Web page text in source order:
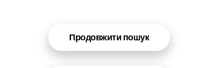
Продовжити пошук